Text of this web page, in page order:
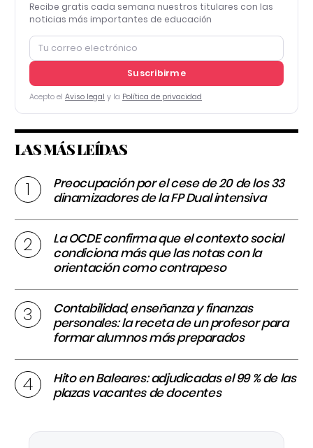
Recibe gratis cada semana nuestros titulares con las
noticias más importantes de educación
Suscribirme
Acepto el Aviso legal y la Política de privacidad
LAS MÁS LEÍDAS
Preocupación por el cese de 20 de los 33
dinamizadores de la FP Dual intensiva
La OCDE confirma que el contexto social
condiciona más que las notas con la
orientación como contrapeso
Contabilidad, enseñanza y finanzas
personales: la receta de un profesor para
formar alumnos más preparados
Hito en Baleares: adjudicadas el 99 % de las
plazas vacantes de docentes